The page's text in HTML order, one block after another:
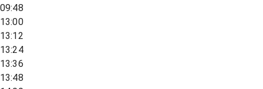
09:48
13:00
13:12
13:24
13:36
13:48